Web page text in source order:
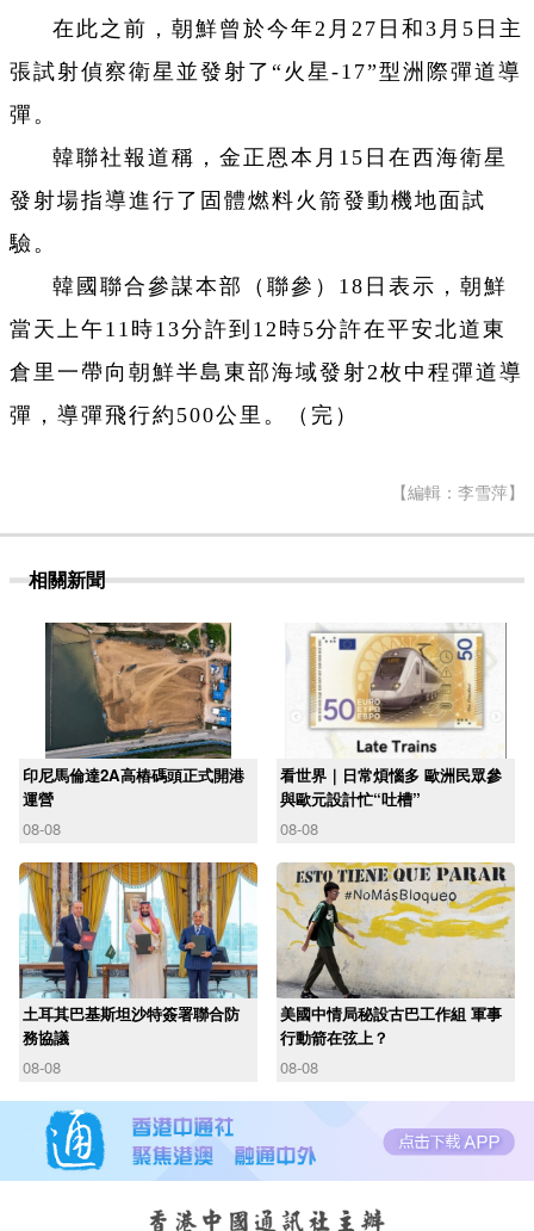
在此之前，朝鮮曾於今年2月27日和3月5日主
張試射偵察衛星並發射了“火星-17”型洲際彈道導
彈。
韓聯社報道稱，金正恩本月15日在西海衛星
發射場指導進行了固體燃料火箭發動機地面試
驗。
韓國聯合參謀本部（聯參）18日表示，朝鮮
當天上午11時13分許到12時5分許在平安北道東
倉里一帶向朝鮮半島東部海域發射2枚中程彈道導
彈，導彈飛行約500公里。（完）
【編輯：李雪萍】
相關新聞
印尼馬倫達2A高樁碼頭正式開港
運營
08-08
看世界｜日常煩惱多 歐洲民眾參
與歐元設計忙“吐槽”
08-08
土耳其巴基斯坦沙特簽署聯合防
務協議
08-08
美國中情局秘設古巴工作組 軍事
行動箭在弦上？
08-08